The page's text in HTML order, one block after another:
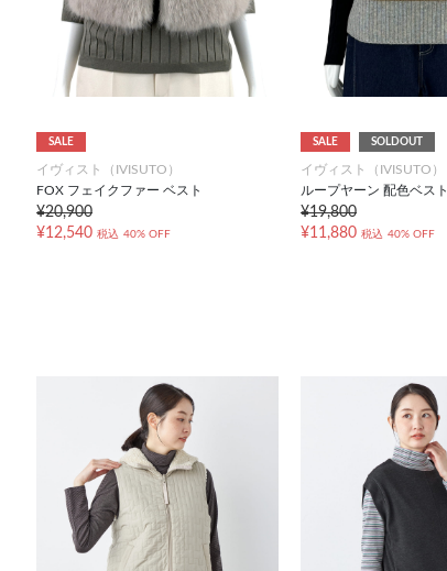
SALE
イヴィスト（IVISUTO）
FOX フェイクファー ベスト
¥20,900
¥12,540 税込 40% OFF
SALE SOLDOUT
イヴィスト（IVISUTO）
ループヤーン 配色ベスト
¥19,800
¥11,880 税込 40% OFF